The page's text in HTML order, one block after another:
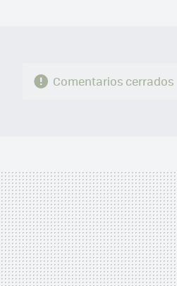
Comentarios cerrados